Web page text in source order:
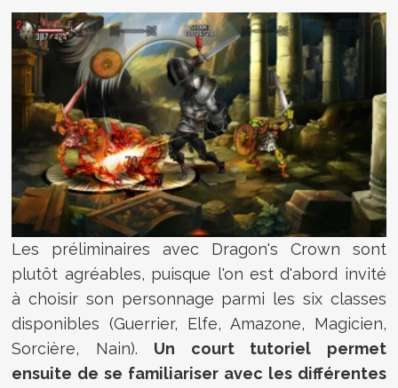
Les préliminaires avec Dragon's Crown sont
plutôt agréables, puisque l'on est d'abord invité
à choisir son personnage parmi les six classes
disponibles (Guerrier, Elfe, Amazone, Magicien,
Sorcière, Nain). Un court tutoriel permet
ensuite de se familiariser avec les différentes